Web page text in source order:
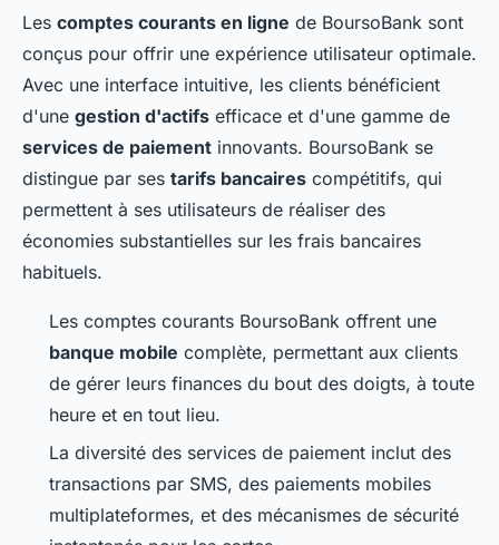
Les comptes courants en ligne de BoursoBank sont
conçus pour offrir une expérience utilisateur optimale.
Avec une interface intuitive, les clients bénéficient
d'une gestion d'actifs efficace et d'une gamme de
services de paiement innovants. BoursoBank se
distingue par ses tarifs bancaires compétitifs, qui
permettent à ses utilisateurs de réaliser des
économies substantielles sur les frais bancaires
habituels.
Les comptes courants BoursoBank offrent une
banque mobile complète, permettant aux clients
de gérer leurs finances du bout des doigts, à toute
heure et en tout lieu.
La diversité des services de paiement inclut des
transactions par SMS, des paiements mobiles
multiplateformes, et des mécanismes de sécurité